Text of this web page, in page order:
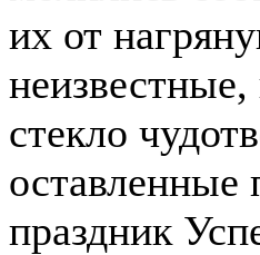
их от
стекло
оставленные
праздник